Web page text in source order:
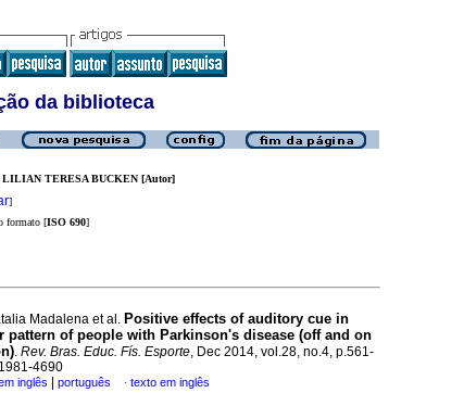
da biblioteca
TERESA BUCKEN [Autor]
]
formato [ISO 690]
Madalena et al. Positive effects of auditory cue in
pattern of people with Parkinson's disease (off and on
. Rev. Bras. Educ. Fís. Esporte, Dec 2014, vol.28, no.4, p.561-
4690
inglês português · texto em inglês